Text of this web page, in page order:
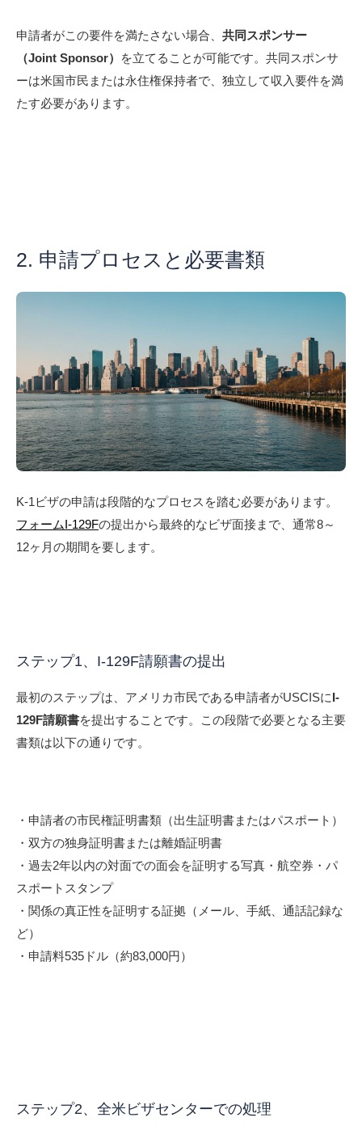
申請者がこの要件を満たさない場合、 共同スポンサー
（Joint Sponsor）
を立てることが可能です。共同スポンサ
ーは米国市民または永住権保持者で、独立して収入要件を満
たす必要があります。
2. 申請プロセスと必要書類
K-1ビザの申請は段階的なプロセスを踏む必要があります。
フォームI-129Fの提出から最終的なビザ面接まで、通常8～
12ヶ月の期間を要します。
ステップ1、I-129F請願書の提出
最初のステップは、アメリカ市民である申請者がUSCISにI-
129F請願書を提出することです。この段階で必要となる主要
書類は以下の通りです。
・申請者の市民権証明書類（出生証明書またはパスポート）
・双方の独身証明書または離婚証明書
・過去2年以内の対面での面会を証明する写真・航空券・パ
スポートスタンプ
・関係の真正性を証明する証拠（メール、手紙、通話記録な
ど）
・申請料535ドル（約83,000円）
ステップ2、全米ビザセンターでの処理